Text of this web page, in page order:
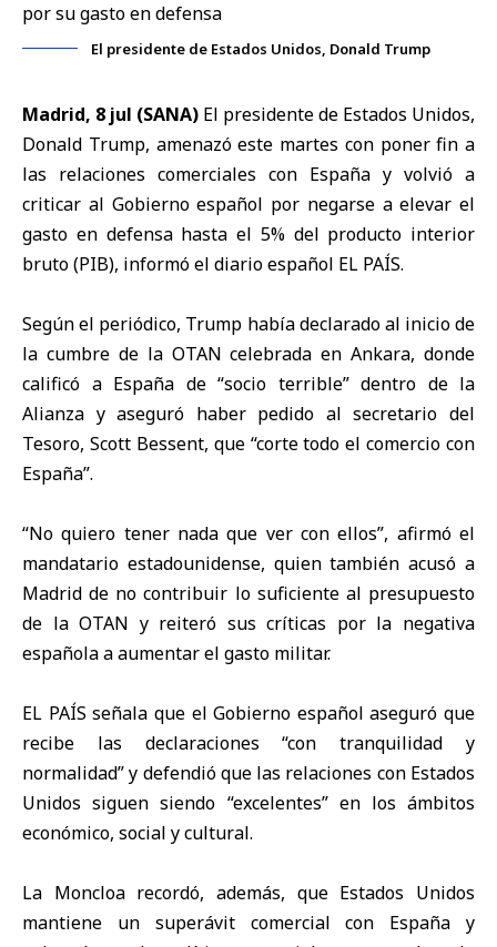
El presidente de Estados Unidos, Donald Trump
Madrid, 8 jul (SANA) El presidente de Estados Unidos,
Donald Trump, amenazó este martes con poner fin a
las relaciones comerciales con España y volvió a
criticar al Gobierno español por negarse a elevar el
gasto en defensa hasta el 5% del producto interior
bruto (PIB), informó el diario español EL PAÍS.
Según el periódico, Trump había declarado al inicio de
la cumbre de la OTAN celebrada en Ankara, donde
calificó a España de “socio terrible” dentro de la
Alianza y aseguró haber pedido al secretario del
Tesoro, Scott Bessent, que “corte todo el comercio con
España”.
“No quiero tener nada que ver con ellos”, afirmó el
mandatario estadounidense, quien también acusó a
Madrid de no contribuir lo suficiente al presupuesto
de la OTAN y reiteró sus críticas por la negativa
española a aumentar el gasto militar.
EL PAÍS señala que el Gobierno español aseguró que
recibe las declaraciones “con tranquilidad y
normalidad” y defendió que las relaciones con Estados
Unidos siguen siendo “excelentes” en los ámbitos
económico, social y cultural.
La Moncloa recordó, además, que Estados Unidos
mantiene un superávit comercial con España y